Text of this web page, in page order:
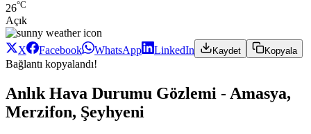
26°C
Açık
X Facebook WhatsApp LinkedIn Kaydet Kopyala
Bağlantı kopyalandı!
Anlık Hava Durumu Gözlemi - Amasya,
Merzifon, Şeyhyeni